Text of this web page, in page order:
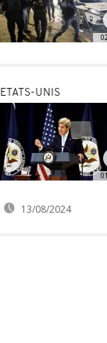
ETATS-UNIS
13/08/2024